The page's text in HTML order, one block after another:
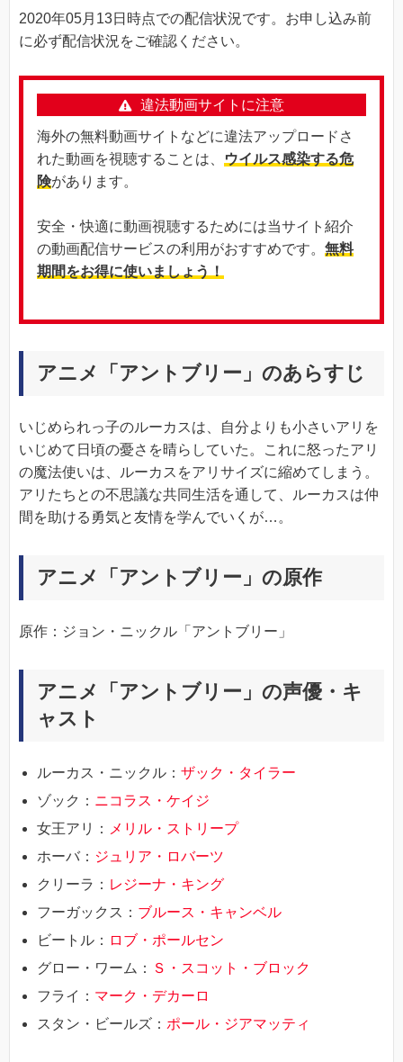
2020年05月13日時点での配信状況です。お申し込み前
に必ず配信状況をご確認ください。
違法動画サイトに注意
海外の無料動画サイトなどに違法アップロードさ
れた動画を視聴することは、
ウイルス感染する危
険があります。
安全・快適に動画視聴するためには当サイト紹介
の動画配信サービスの利用がおすすめです。 無料
期間をお得に使いましょう！
アニメ「アントブリー」のあらすじ
いじめられっ子のルーカスは、自分よりも小さいアリを
いじめて日頃の憂さを晴らしていた。これに怒ったアリ
の魔法使いは、ルーカスをアリサイズに縮めてしまう。
アリたちとの不思議な共同生活を通して、ルーカスは仲
間を助ける勇気と友情を学んでいくが…。
アニメ「アントブリー」の原作
原作：ジョン・ニックル「アントブリー」
アニメ「アントブリー」の声優・キ
ャスト
ルーカス・ニックル： ザック・タイラー
ゾック： ニコラス・ケイジ
女王アリ：
メリル・ストリープ
ホーバ： ジュリア・ロバーツ
クリーラ： レジーナ・キング
フーガックス： ブルース・キャンベル
ビートル： ロブ・ポールセン
グロー・ワーム：
Ｓ・スコット・ブロック
フライ： マーク・デカーロ
スタン・ビールズ： ポール・ジアマッティ